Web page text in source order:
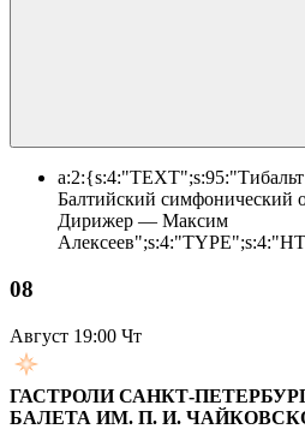
Балтийский симфонический
Дирижер — Максим
08
Август 19:00 Чт
ГАСТРОЛИ САНКТ-
БАЛЕТА ИМ. П. И.